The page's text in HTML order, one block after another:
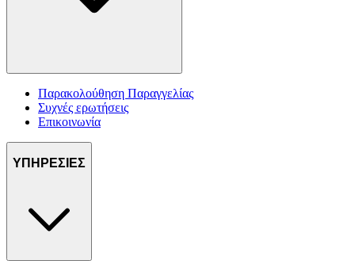
Παρακολούθηση Παραγγελίας
Συχνές ερωτήσεις
Επικοινωνία
ΥΠΗΡΕΣΙΕΣ